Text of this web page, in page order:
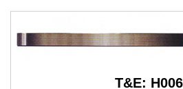
T&E: H006